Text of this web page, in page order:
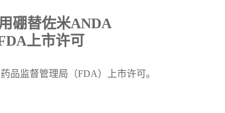
硼替佐米ANDA
上市许可
品监督管理局（FDA）上市许可。